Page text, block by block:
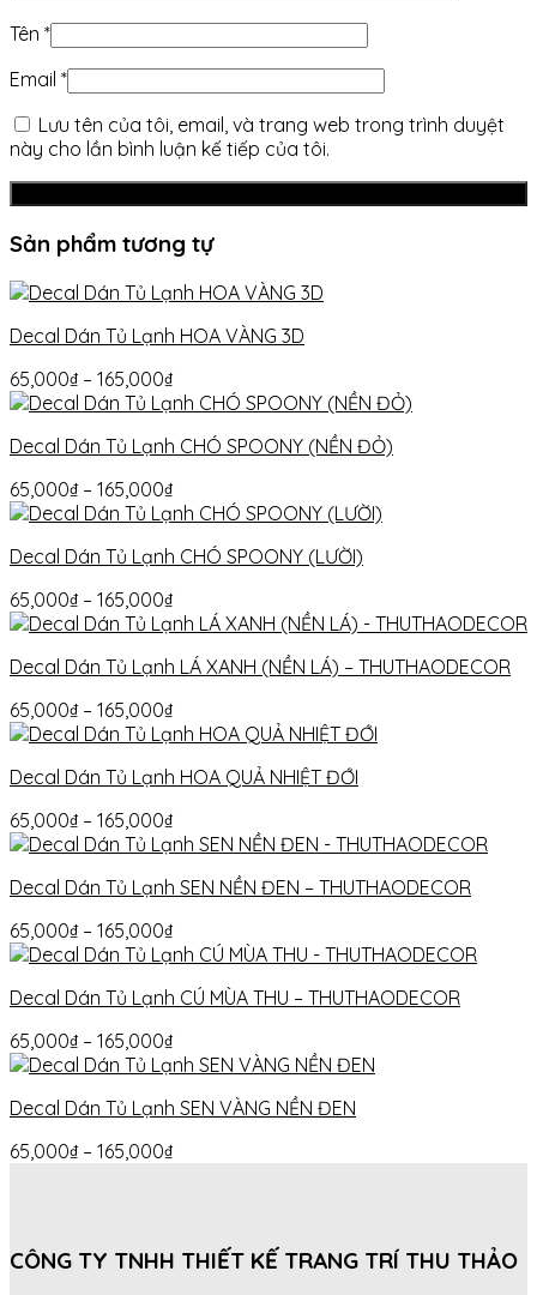
Tên *
Email *
Lưu tên của tôi, email, và trang web trong trình duyệt
này cho lần bình luận kế tiếp của tôi.
Sản phẩm tương tự
Decal Dán Tủ Lạnh HOA VÀNG 3D
65,000₫ – 165,000₫
Decal Dán Tủ Lạnh CHÓ SPOONY (NỀN ĐỎ)
65,000₫ – 165,000₫
Decal Dán Tủ Lạnh CHÓ SPOONY (LƯỜI)
65,000₫ – 165,000₫
Decal Dán Tủ Lạnh LÁ XANH (NỀN LÁ) – THUTHAODECOR
65,000₫ – 165,000₫
Decal Dán Tủ Lạnh HOA QUẢ NHIỆT ĐỚI
65,000₫ – 165,000₫
Decal Dán Tủ Lạnh SEN NỀN ĐEN – THUTHAODECOR
65,000₫ – 165,000₫
Decal Dán Tủ Lạnh CÚ MÙA THU – THUTHAODECOR
65,000₫ – 165,000₫
Decal Dán Tủ Lạnh SEN VÀNG NỀN ĐEN
65,000₫ – 165,000₫
CÔNG TY TNHH THIẾT KẾ TRANG TRÍ THU THẢO